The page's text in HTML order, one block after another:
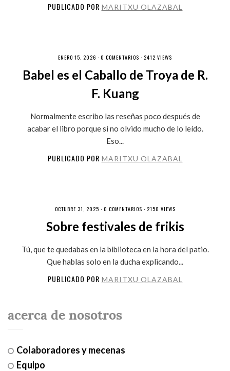
PUBLICADO POR MARITXU OLAZABAL
ENERO 15, 2026 · 0 COMENTARIOS · 2412 VIEWS
Babel es el Caballo de Troya de R.
F. Kuang
Normalmente escribo las reseñas poco después de
acabar el libro porque si no olvido mucho de lo leído.
Eso...
PUBLICADO POR MARITXU OLAZABAL
OCTUBRE 31, 2025 · 0 COMENTARIOS · 2150 VIEWS
Sobre festivales de frikis
Tú, que te quedabas en la biblioteca en la hora del patio.
Que hablas solo en la ducha explicando...
PUBLICADO POR MARITXU OLAZABAL
acerca de nosotros
Colaboradores y mecenas
Equipo